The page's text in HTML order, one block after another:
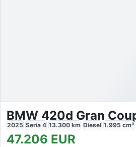
BMW 420d Gran
2025 Seria 4 13.300 km Diesel 1.995 cm³
47.206 EUR